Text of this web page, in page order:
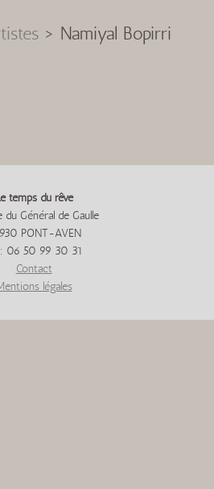
> Namiyal Bopirri
temps du rêve
du Général de Gaulle
PONT-AVEN
: 06 50 99 30 31
Contact
légales